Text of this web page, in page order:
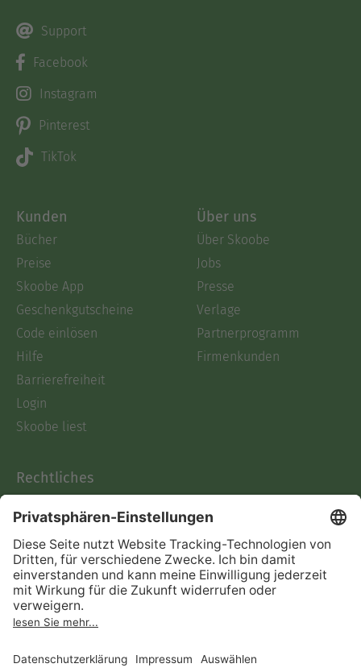
Support
Facebook
Instagram
Pinterest
TikTok
Kunden
Bücher
Preise
Skoobe App
Geschenkgutscheine
Code einlösen
Hilfe
Barrierefreiheit
Login
Skoobe liest
Über uns
Über Skoobe
Jobs
Presse
Verlage
Partnerprogramm
Firmenkunden
Rechtliches
AGB
Informationen nach Data
Act
Verträge hier kündigen
Impressum